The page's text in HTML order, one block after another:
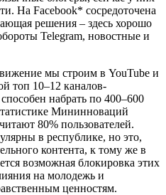
На Facebook* сосредоточена
решения – здесь хорошо
Telegram, новостные и
мы строим в YouTube и
топ 10–12 каналов-
набрать по 400–600
Мининноваций
80% пользователей.
в республике, но это,
контента, к тому же в
возможная блокировка этих
на молодежь и
ценностям.